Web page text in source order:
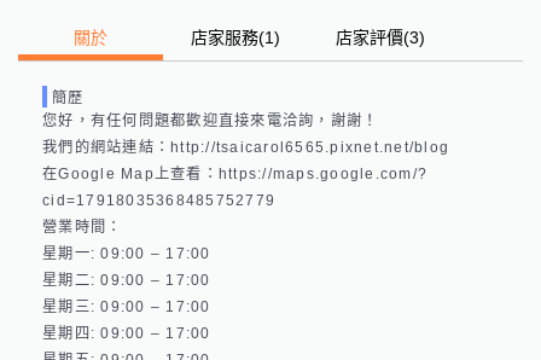
關於 店家服務(1) 店家評價(3)
簡歷
您好，有任何問題都歡迎直接來電洽詢，謝謝！
我們的網站連結：http://tsaicarol6565.pixnet.net/blog
在Google Map上查看：https://maps.google.com/?
cid=17918035368485752779
營業時間：
星期一: 09:00 – 17:00
星期二: 09:00 – 17:00
星期三: 09:00 – 17:00
星期四: 09:00 – 17:00